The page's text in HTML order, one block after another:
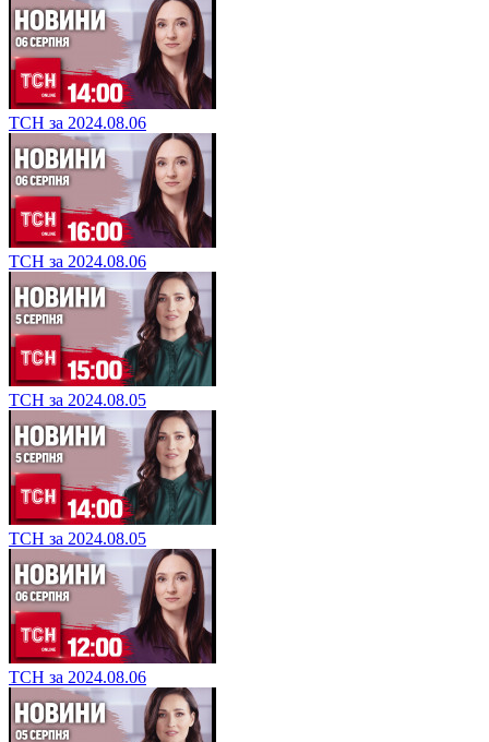
ТСН за 2024.08.06
ТСН за 2024.08.06
ТСН за 2024.08.05
ТСН за 2024.08.05
ТСН за 2024.08.06